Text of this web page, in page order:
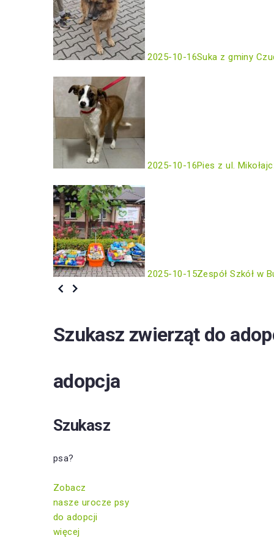
2025-10-16Suka z gminy
2025-10-16Pies z ul.
2025-10-15Zespół Szkół w
Szukasz zwierząt do
adopcja
Szukasz
psa?
Zobacz
nasze urocze psy
do adopcji
więcej